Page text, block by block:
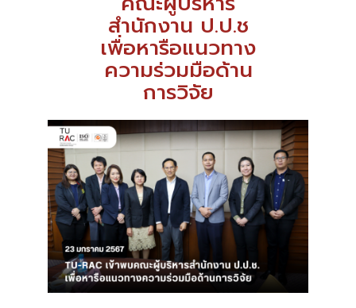
สำนักงาน ป.ป.ช
เพื่อหารือแนวทาง
ความร่วมมือด้าน
การวิจัย